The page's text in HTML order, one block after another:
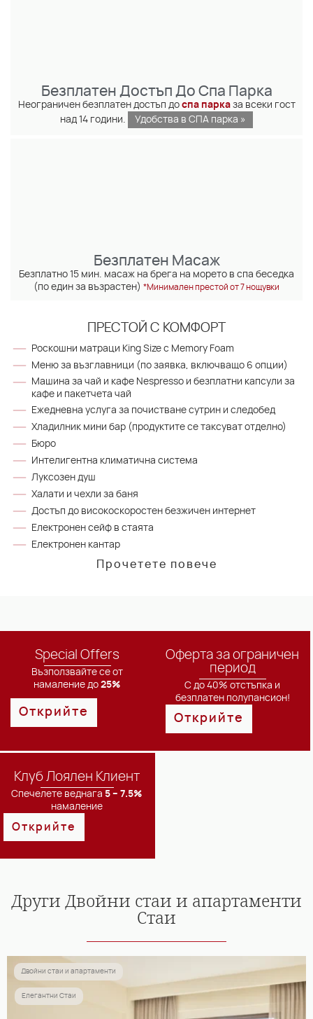
Безплатен Достъп До Спа Парка
Неограничен безплатен достъп до спа парказа всеки гост
над 14 години.
Удобства в СПА парка »
Безплатен Масаж
Безплатно 15 мин. масаж на брега на морето в спа беседка
(по един за възрастен) *Минимален престой от 7 нощувки
ПРЕСТОЙ С КОМФОРТ
Роскошни матраци King Size с Memory Foam
Меню за възглавници (по заявка, включващо 6 опции)
Машина за чай и кафе Nespresso и безплатни капсули за
кафе и пакетчета чай
Ежедневна услуга за почистване сутрин и следобед
Хладилник мини бар (продуктите се таксуват отделно)
Бюро
Интелигентна климатична система
Луксозен душ
Халати и чехли за баня
Достъп до високоскоростен безжичен интернет
Електронен сейф в стаята
Електронен кантар
Прочетете повече
Special Offers
Възползвайте се от
намаление до25%
Открийте
Оферта за ограничен
период
С до 40% отстъпка и
безплатен полупансион!
Открийте
Клуб Лоялен Клиент
Спечелете веднага5 – 7.5%
намаление
Открийте
Други Двойни стаи и апартаменти
Стаи
Двойни стаи и апартаменти
Елегантни Стаи